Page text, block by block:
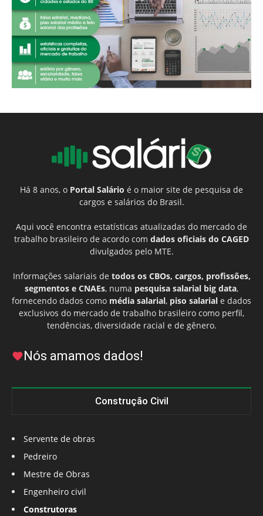
Há 8 anos, o Portal Salário é o maior site de pesquisa de
cargos e salários do Brasil.
Aqui você encontra estatísticas atualizadas do mercado de
trabalho brasileiro de acordo com dados oficiais do CAGED
divulgados pelo MTE.
Informações salariais de todos os CBOs, cargos, profissões,
segmentos e CNAEs, numa pesquisa salarial big data,
fornecendo dados como média salarial, piso salarial e dados
exclusivos do mercado de trabalho brasileiro como perfil,
tendências, diversidade racial e de gênero.
Nós amamos dados!
Construção Civil
Servente de obras
Pedreiro
Mestre de Obras
Engenheiro civil
Construtoras